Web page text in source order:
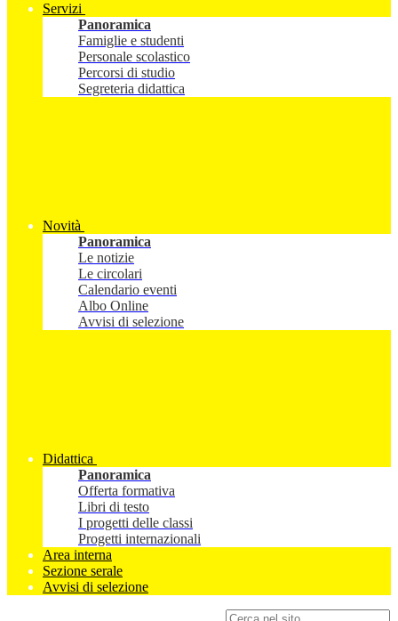
Servizi
Panoramica
Famiglie e studenti
Personale scolastico
Percorsi di studio
Segreteria didattica
Novità
Panoramica
Le notizie
Le circolari
Calendario eventi
Albo Online
Avvisi di selezione
Didattica
Panoramica
Offerta formativa
Libri di testo
I progetti delle classi
Progetti internazionali
Area interna
Sezione serale
Avvisi di selezione